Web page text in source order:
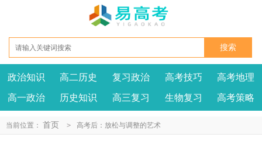
政治知识 高二历史 复习政治 高考技巧 高考地理
高一政治 历史知识 高三复习 生物复习 高考策略
当前位置： 首页 > 高考后：放松与调整的艺术